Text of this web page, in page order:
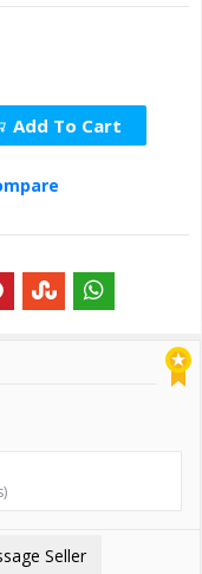
Add To Cart
Seller